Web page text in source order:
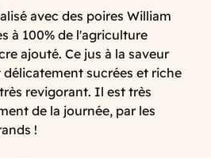
avec des poires William
à 100% de l'agriculture
ajouté. Ce jus à la saveur
sucrées et riche
revigorant. Il est très
de la journée, par les
!